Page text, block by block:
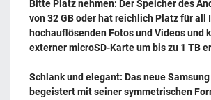
Bitte Platz nehmen: Der Speicher des
von 32 GB oder hat reichlich Platz für all
hochauflösenden Fotos und Videos und
externer microSD-Karte um bis zu 1 TB
Schlank und elegant: Das neue
begeistert mit seiner symmetrischen